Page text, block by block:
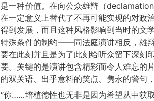
是一种价值。在向公众雄辩（
在一定意义上替代了不再可能实现的对政
得到发展，而且这种风格影响到当时的文
特殊条件的制约——同法庭演讲相反，雄
要在此刻并且是为了此刻给听众留下深刻
要。关键的是演讲包含精彩而令人难忘的
的双关语、出乎意料的笑点、隽永的警句
“你……培植德性也无非是因为希望从中获取